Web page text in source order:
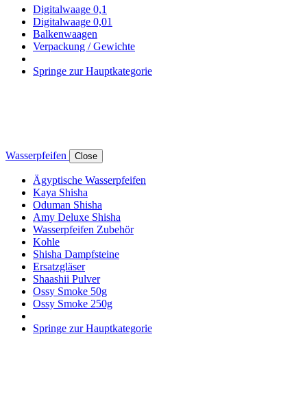
Digitalwaage 0,1
Digitalwaage 0,01
Balkenwaagen
Verpackung / Gewichte
Springe zur Hauptkategorie
Wasserpfeifen Close
Ägyptische Wasserpfeifen
Kaya Shisha
Oduman Shisha
Amy Deluxe Shisha
Wasserpfeifen Zubehör
Kohle
Shisha Dampfsteine
Ersatzgläser
Shaashii Pulver
Ossy Smoke 50g
Ossy Smoke 250g
Springe zur Hauptkategorie